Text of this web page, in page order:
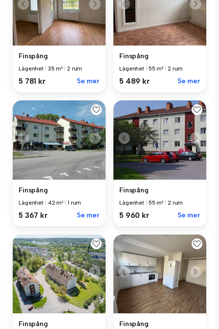
Finspång
Lägenhet 35 m² 2 rum
5 781 kr Se mer
Finspång
Lägenhet 55 m² 2 rum
5 489 kr Se mer
Finspång
Lägenhet 42 m² 1 rum
5 367 kr Se mer
Finspång
Lägenhet 55 m² 2 rum
5 960 kr Se mer
Finspång Finspång